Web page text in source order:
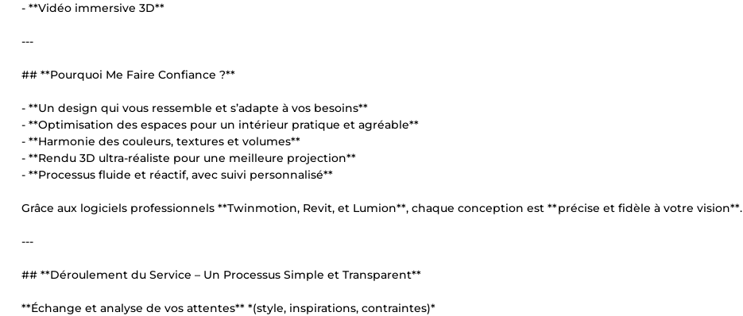
- **Vidéo immersive 3D**
---
## **Pourquoi Me Faire Confiance ?**
- **Un design qui vous ressemble et s’adapte à vos besoins**
- **Optimisation des espaces pour un intérieur pratique et agréable**
- **Harmonie des couleurs, textures et volumes**
- **Rendu 3D ultra-réaliste pour une meilleure projection**
- **Processus fluide et réactif, avec suivi personnalisé**
Grâce aux logiciels professionnels **Twinmotion, Revit, et Lumion**, chaque conception est **précise et fidèle à votre vision**.
---
## **Déroulement du Service – Un Processus Simple et Transparent**
**Échange et analyse de vos attentes** *(style, inspirations, contraintes)*